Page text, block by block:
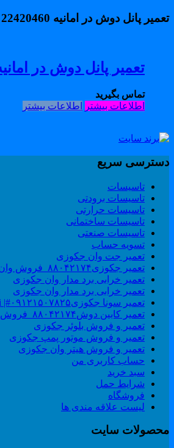
پانل دوش در امانیه 22420460
تعمیر پانل دوش در امانیه ۲۲۴۲۰۴۶۰
تماس بگیرید
اطلاعات بیشتر اطلاعات بیشتر
سریع
تاسیسات
تاسیسات برودتی
تاسیسات حرارتی
تاسیسات ساختمانی
تاسیسات صنعتی
تسویه حساب
تعمیر جت وان جکوزی
تعمیر جکوزی۸۸۰۴۲۱۷۴_فروش وان_جکوزی
تعمیر خرابی برد مدار وان جکوزی
تعمیر خرابی برد مدار وان جکوزی
تعمیر سونا جکوزی۰۹۱۲۱۵۰۷۸۲۵#| Sauna | Jacuzzi
تعمیر کابین دوش۸۸۰۴۲۱۷۴_فروش کابین دوش
تعمیر و فروش بلوئر جکوزی
تعمیر و فروش موتور پمپ جکوزی
تعمیر و فروش هیتر وان جکوزی
حساب کاربری من
سبد خرید
شرایط حمل
فروشگاه
لیست علاقه مندی ها
سایت